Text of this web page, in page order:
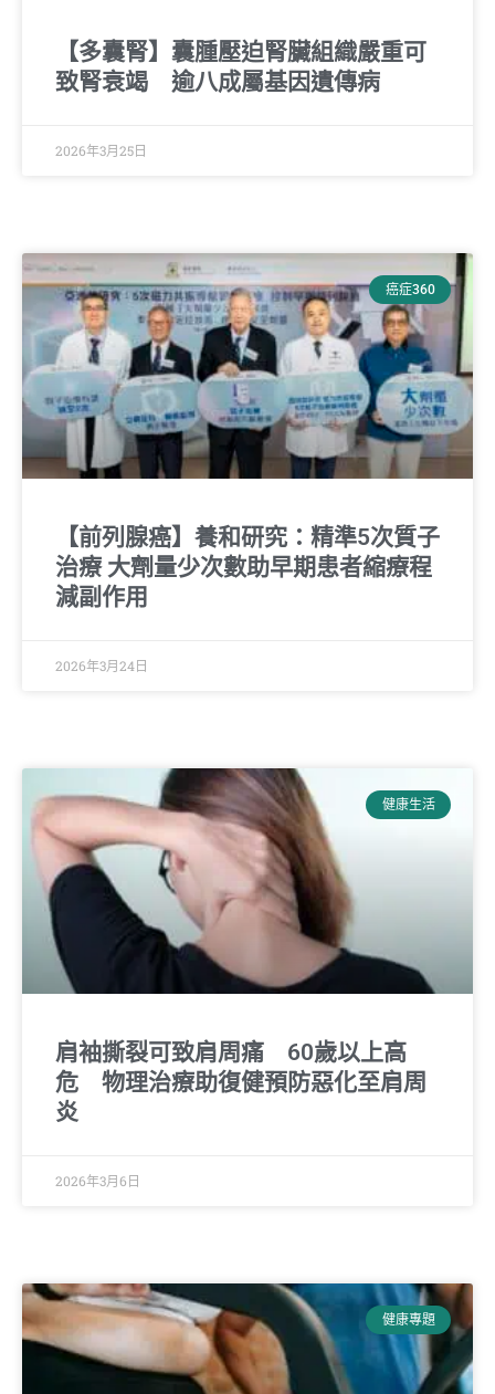
【多囊腎】囊腫壓迫腎臟組織嚴重可
致腎衰竭 逾八成屬基因遺傳病
2026年3月25日
癌症360
【前列腺癌】養和研究：精準5次質子
治療 大劑量少次數助早期患者縮療程
減副作用
2026年3月24日
健康生活
肩袖撕裂可致肩周痛 60歲以上高
危 物理治療助復健預防惡化至肩周
炎
2026年3月6日
健康專題